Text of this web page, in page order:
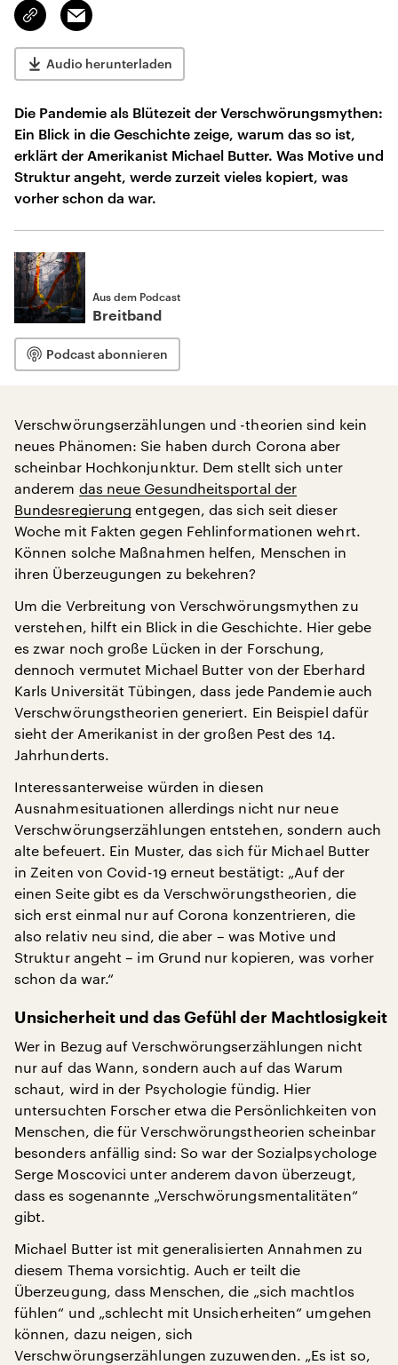
Link
kopieren/teilen
Email
Audio herunterladen
Die Pandemie als Blütezeit der Verschwörungsmythen:
Ein Blick in die Geschichte zeige, warum das so ist,
erklärt der Amerikanist Michael Butter. Was Motive und
Struktur angeht, werde zurzeit vieles kopiert, was
vorher schon da war.
Aus dem Podcast
Breitband
Podcast abonnieren
Verschwörungserzählungen und -theorien sind kein
neues Phänomen: Sie haben durch Corona aber
scheinbar Hochkonjunktur. Dem stellt sich unter
anderem das neue Gesundheitsportal der
Bundesregierung entgegen, das sich seit dieser
Woche mit Fakten gegen Fehlinformationen wehrt.
Können solche Maßnahmen helfen, Menschen in
ihren Überzeugungen zu bekehren?
Um die Verbreitung von Verschwörungsmythen zu
verstehen, hilft ein Blick in die Geschichte. Hier gebe
es zwar noch große Lücken in der Forschung,
dennoch vermutet Michael Butter von der Eberhard
Karls Universität Tübingen, dass jede Pandemie auch
Verschwörungstheorien generiert. Ein Beispiel dafür
sieht der Amerikanist in der großen Pest des 14.
Jahrhunderts.
Interessanterweise würden in diesen
Ausnahmesituationen allerdings nicht nur neue
Verschwörungserzählungen entstehen, sondern auch
alte befeuert. Ein Muster, das sich für Michael Butter
in Zeiten von Covid-19 erneut bestätigt: „Auf der
einen Seite gibt es da Verschwörungstheorien, die
sich erst einmal nur auf Corona konzentrieren, die
also relativ neu sind, die aber – was Motive und
Struktur angeht – im Grund nur kopieren, was vorher
schon da war.“
Unsicherheit und das Gefühl der Machtlosigkeit
Wer in Bezug auf Verschwörungserzählungen nicht
nur auf das Wann, sondern auch auf das Warum
schaut, wird in der Psychologie fündig. Hier
untersuchten Forscher etwa die Persönlichkeiten von
Menschen, die für Verschwörungstheorien scheinbar
besonders anfällig sind: So war der Sozialpsychologe
Serge Moscovici unter anderem davon überzeugt,
dass es sogenannte „Verschwörungsmentalitäten“
gibt.
Michael Butter ist mit generalisierten Annahmen zu
diesem Thema vorsichtig. Auch er teilt die
Überzeugung, dass Menschen, die „sich machtlos
fühlen“ und „schlecht mit Unsicherheiten“ umgehen
können, dazu neigen, sich
Verschwörungserzählungen zuzuwenden. „Es ist so,